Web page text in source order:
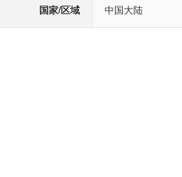
国家/区域 中国大陆